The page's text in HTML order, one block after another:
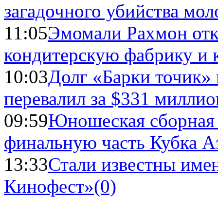
загадочного убийства
11:05Эмомали Рахмон
кондитерскую фабрику и
10:03Долг «Барки
перевалил за $331
09:59Юношеская
финальную часть Кубка
13:33Стали известны
Кинофест»(0)